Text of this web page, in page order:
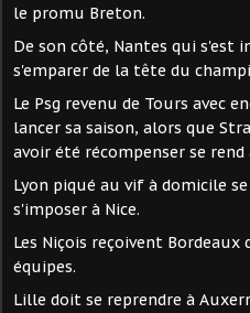
le promu Breton.
De son côté, Nantes qui s'est
s'emparer de la tête du
Le Psg revenu de Tours avec
lancer sa saison, alors que
avoir été récompenser se
Lyon piqué au vif à domicile
s'imposer à Nice.
Les Niçois reçoivent
équipes.
Lille doit se reprendre à